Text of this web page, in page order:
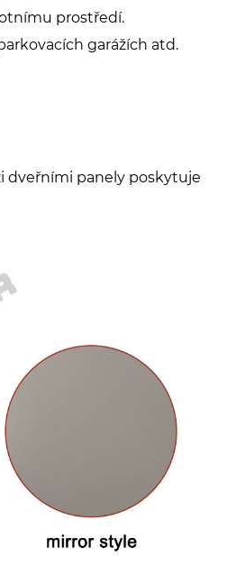
prostředí.
garážích atd.
dveřními panely poskytuje